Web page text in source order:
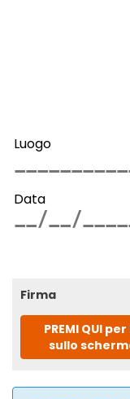
Luogo
Data
Firma
PREMI QUI
sullo